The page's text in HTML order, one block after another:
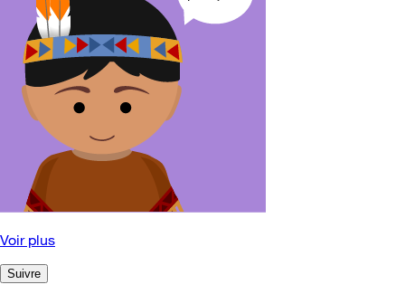
Voir plus
Suivre